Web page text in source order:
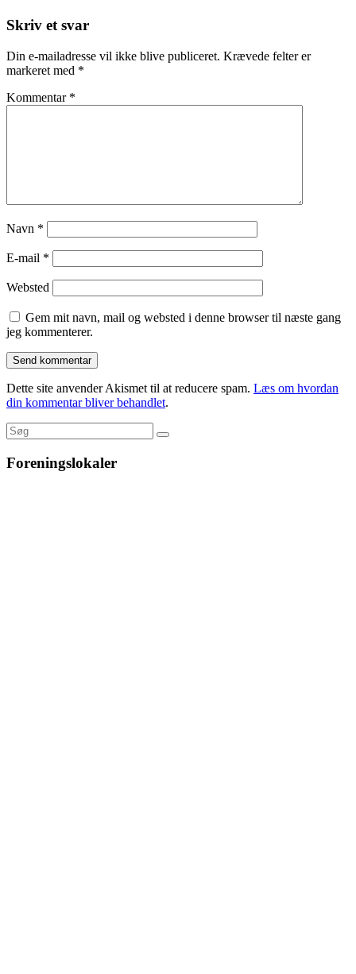
Skriv et svar
Din e-mailadresse vil ikke blive publiceret. Krævede felter er
markeret med *
Kommentar *
Navn *
E-mail *
Websted
Gem mit navn, mail og websted i denne browser til næste gang
jeg kommenterer.
Dette site anvender Akismet til at reducere spam. Læs om hvordan
din kommentar bliver behandlet.
Foreningslokaler